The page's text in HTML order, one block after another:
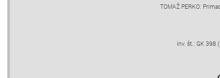
TOMAŽ PERKO:
inv. št.: GK 398